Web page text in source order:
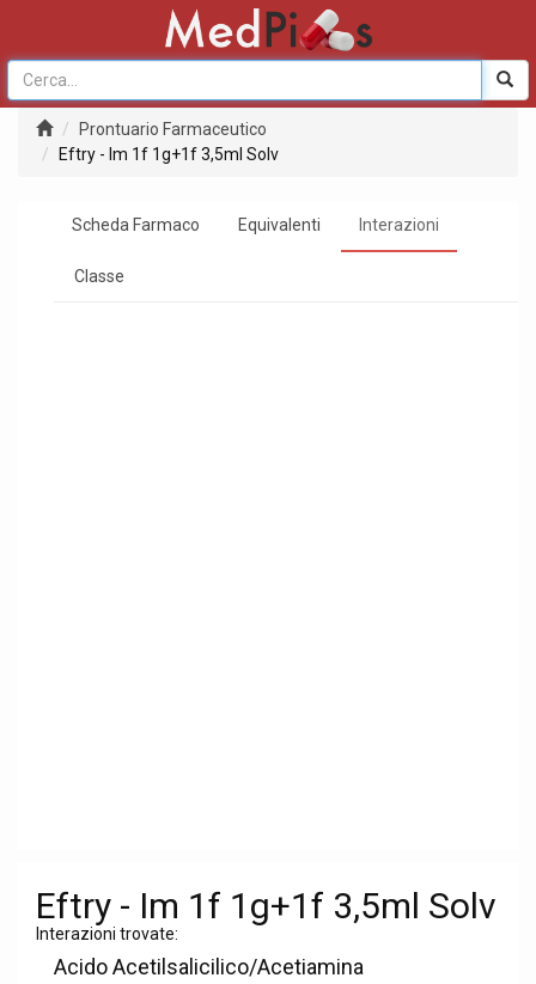
Prontuario Farmaceutico
Eftry - Im 1f 1g+1f 3,5ml Solv
Scheda Farmaco Equivalenti Interazioni
Classe
Eftry - Im 1f 1g+1f 3,5ml Solv
Interazioni trovate:
Acido Acetilsalicilico/Acetiamina